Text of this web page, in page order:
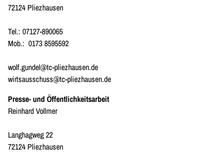
72124 Pliezhausen
Tel.: 07127-890065
Mob.: 0173 8595592
wolf.gundel@tc-pliezhausen.de
wirtsausschuss@tc-pliezhausen.de
Presse- und Öffentlichkeitsarbeit
Reinhard Vollmer
Langhagweg 22
72124 Pliezhausen